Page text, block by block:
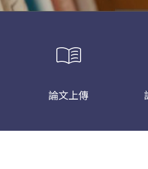
menu_book
論文上傳